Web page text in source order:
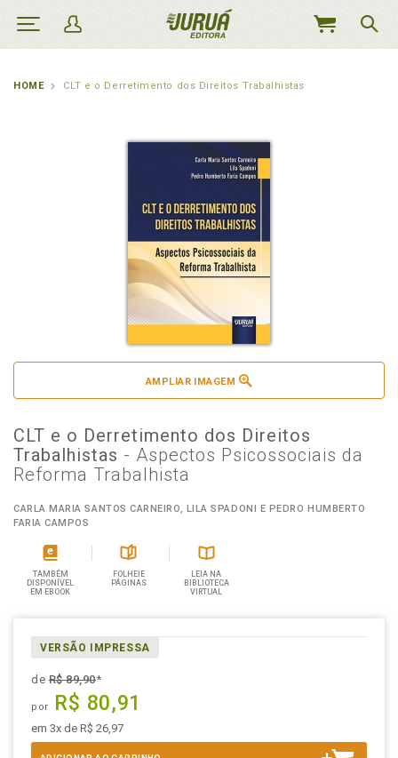
MEU
HOME CLT e o Derretimento dos Direitos Trabalhistas
AMPLIAR IMAGEM
CLT e o Derretimento dos Direitos
Trabalhistas - Aspectos Psicossociais da
Reforma Trabalhista
CARLA MARIA SANTOS CARNEIRO, LILA SPADONI E PEDRO HUMBERTO
FARIA CAMPOS
TAMBÉM
DISPONÍVEL
EM EBOOK
FOLHEIE
PÁGINAS
LEIA NA
BIBLIOTECA
VIRTUAL
VERSÃO IMPRESSA
deR$ 89,90*
por R$ 80,91
em 3x de R$ 26,97